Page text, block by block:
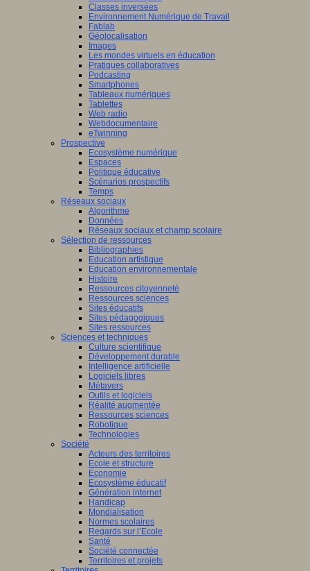
Classes inversées
Environnement Numérique de Travail
Fablab
Géolocalisation
Images
Les mondes virtuels en éducation
Pratiques collaboratives
Podcasting
Smartphones
Tableaux numériques
Tablettes
Web radio
Webdocumentaire
eTwinning
Prospective
Ecosystème numérique
Espaces
Politique éducative
Scénarios prospectifs
Temps
Réseaux sociaux
Algorithme
Données
Réseaux sociaux et champ scolaire
Sélection de ressources
Bibliographies
Education artistique
Education environnementale
Histoire
Ressources citoyenneté
Ressources sciences
Sites éducatifs
Sites pédagogiques
Sites ressources
Sciences et techniques
Culture scientifique
Développement durable
Intelligence artificielle
Logiciels libres
Métavers
Outils et logiciels
Réalité augmentée
Ressources sciences
Robotique
Technologies
Société
Acteurs des territoires
Ecole et structure
Economie
Ecosystème éducatif
Génération internet
Handicap
Mondialisation
Normes scolaires
Regards sur l’Ecole
Santé
Société connectée
Territoires et projets